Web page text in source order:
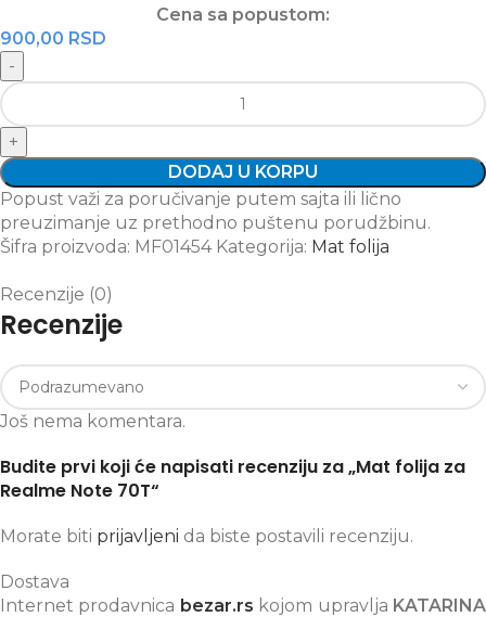
Cena sa popustom:
900,00 RSD
DODAJ U KORPU
Popust važi za poručivanje putem sajta ili lično
preuzimanje uz prethodno puštenu porudžbinu.
Šifra proizvoda: MF01454 Kategorija: Mat folija
Recenzije (0)
Recenzije
Još nema komentara.
Budite prvi koji će napisati recenziju za „Mat folija za
Realme Note 70T“
Morate biti prijavljeni da biste postavili recenziju.
Dostava
Internet prodavnica bezar.rs kojom upravlja KATARINA